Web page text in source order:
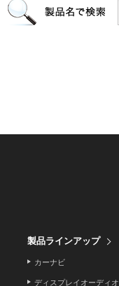
製品ラインアップ
カーナビ
ディスプレイオーディオ